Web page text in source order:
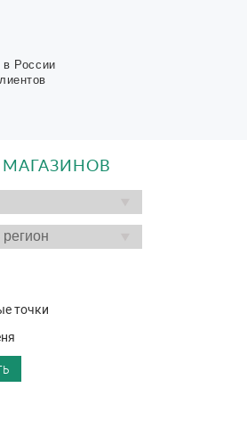
России
МАГАЗИНОВ
точки